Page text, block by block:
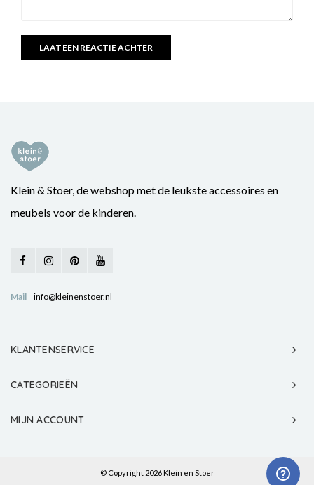
LAAT EEN REACTIE ACHTER
Klein & Stoer, de webshop met de leukste accessoires en
meubels voor de kinderen.
Mail info@kleinenstoer.nl
KLANTENSERVICE
CATEGORIEËN
MIJN ACCOUNT
© Copyright 2026 Klein en Stoer